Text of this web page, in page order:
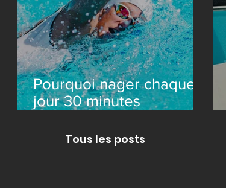
Pourquoi nager chaque
jour 30 minutes
Tous les posts